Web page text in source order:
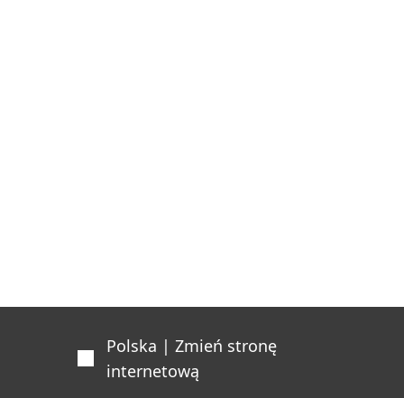
Polska | Zmień stronę
internetową